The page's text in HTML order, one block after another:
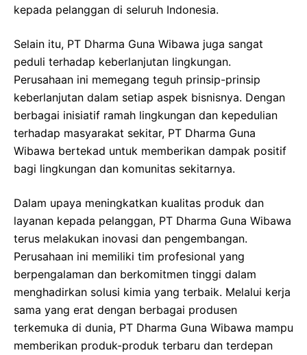
kepada pelanggan di seluruh Indonesia.
Selain itu, PT Dharma Guna Wibawa juga sangat
peduli terhadap keberlanjutan lingkungan.
Perusahaan ini memegang teguh prinsip-prinsip
keberlanjutan dalam setiap aspek bisnisnya. Dengan
berbagai inisiatif ramah lingkungan dan kepedulian
terhadap masyarakat sekitar, PT Dharma Guna
Wibawa bertekad untuk memberikan dampak positif
bagi lingkungan dan komunitas sekitarnya.
Dalam upaya meningkatkan kualitas produk dan
layanan kepada pelanggan, PT Dharma Guna Wibawa
terus melakukan inovasi dan pengembangan.
Perusahaan ini memiliki tim profesional yang
berpengalaman dan berkomitmen tinggi dalam
menghadirkan solusi kimia yang terbaik. Melalui kerja
sama yang erat dengan berbagai produsen
terkemuka di dunia, PT Dharma Guna Wibawa mampu
memberikan produk-produk terbaru dan terdepan